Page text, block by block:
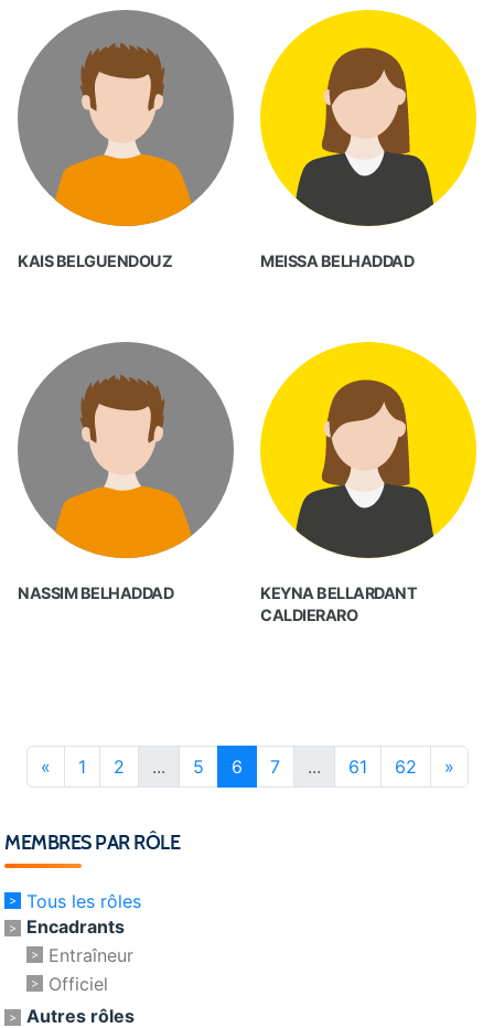
KAIS BELGUENDOUZ MEISSA BELHADDAD
NASSIM BELHADDAD
KEYNA BELLARDANT
CALDIERARO
« 1 2 ... 5 6 7 ... 61 62 »
MEMBRES PAR RÔLE
Tous les rôles
Encadrants
Entraîneur
Officiel
Autres rôles